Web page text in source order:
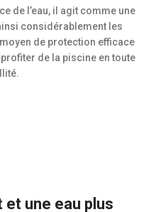
de l’eau, il agit comme une
considérablement les
de protection efficace
de la piscine en toute
une eau plus